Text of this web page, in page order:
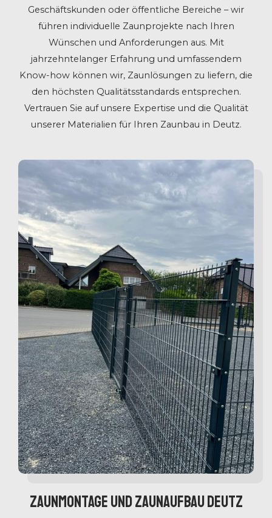
Geschäftskunden oder öffentliche Bereiche – wir
führen individuelle Zaunprojekte nach Ihren
Wünschen und Anforderungen aus. Mit
jahrzehntelanger Erfahrung und umfassendem
Know-how können wir, Zaunlösungen zu liefern, die
den höchsten Qualitätsstandards entsprechen.
Vertrauen Sie auf unsere Expertise und die Qualität
unserer Materialien für Ihren Zaunbau in Deutz.
Zaunmontage und Zaunaufbau Deutz